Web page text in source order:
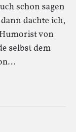
schon sagen
dachte ich,
von
selbst dem